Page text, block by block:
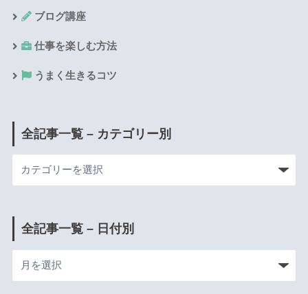
ブログ講座
仕事を楽しむ方法
うまく生きるコツ
全記事一覧 – カテゴリー別
全記事一覧 – 日付別